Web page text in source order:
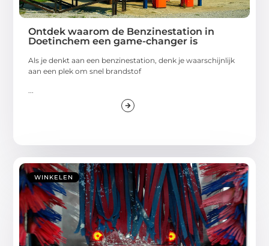
Ontdek waarom de Benzinestation in
Doetinchem een game-changer is
Als je denkt aan een benzinestation, denk je waarschijnlijk
aan een plek om snel brandstof
...
WINKELEN